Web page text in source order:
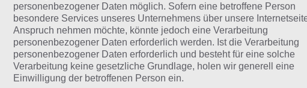
[caption id="attachment_23302"
align="alignright" width="150"] That
Level Again von Tagir
Level Again ein Rätselspiel vor, das eure
personenbezogener Daten möglich. Sofern eine betroffene Person
besondere Services unseres Unternehmens über unsere
Anspruch nehmen möchte, könnte jedoch eine Verarbeitung
personenbezogener Daten erforderlich werden. Ist die Verarbeitung
personenbezogener Daten erforderlich und besteht für eine solche
Verarbeitung keine gesetzliche Grundlage, holen wir generell eine
Einwilligung der betroffenen Person ein.